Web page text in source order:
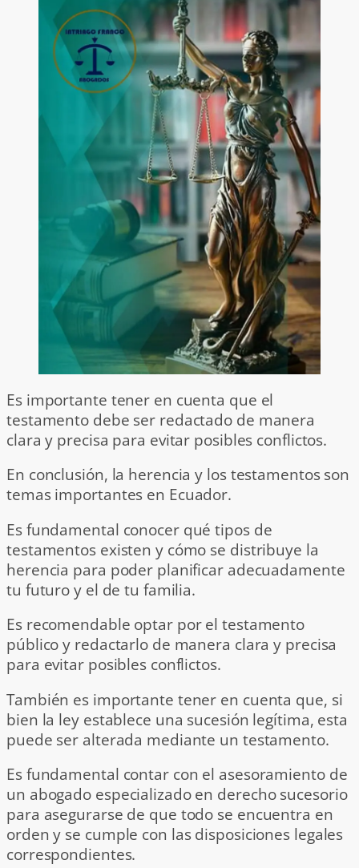
Es importante tener en cuenta que el
testamento debe ser redactado de manera
clara y precisa para evitar posibles conflictos.
En conclusión, la herencia y los testamentos son
temas importantes en Ecuador.
Es fundamental conocer qué tipos de
testamentos existen y cómo se distribuye la
herencia para poder planificar adecuadamente
tu futuro y el de tu familia.
Es recomendable optar por el testamento
público y redactarlo de manera clara y precisa
para evitar posibles conflictos.
También es importante tener en cuenta que, si
bien la ley establece una sucesión legítima, esta
puede ser alterada mediante un testamento.
Es fundamental contar con el asesoramiento de
un abogado especializado en derecho sucesorio
para asegurarse de que todo se encuentra en
orden y se cumple con las disposiciones legales
correspondientes.